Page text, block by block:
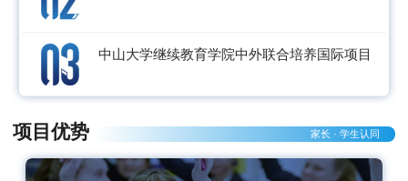
中山大学继续教育学院中外联合培养国际项目
项目优势 家长 · 学生认同